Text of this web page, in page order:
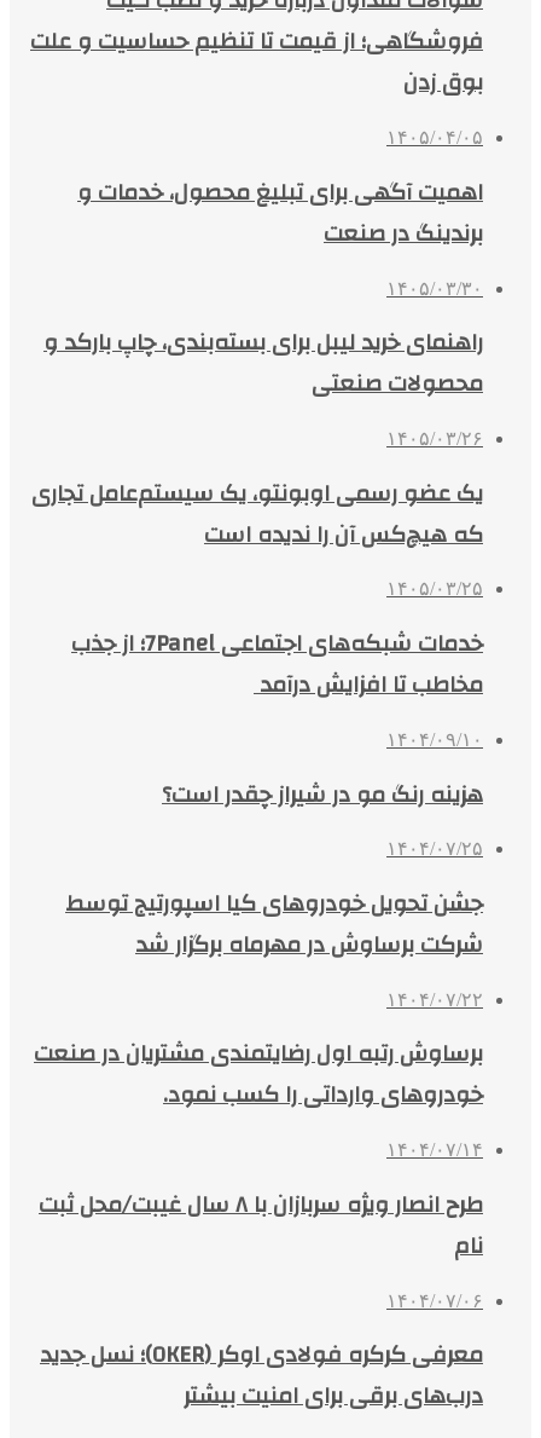
فروشگاهی؛ از قیمت تا تنظیم حساسیت و علت
بوق زدن
۱۴۰۵/۰۴/۰۵
اهمیت آگهی برای تبلیغ محصول، خدمات و
برندینگ در صنعت
۱۴۰۵/۰۳/۳۰
راهنمای خرید لیبل برای بسته‌بندی، چاپ بارکد و
محصولات صنعتی
۱۴۰۵/۰۳/۲۶
یک عضو رسمی اوبونتو، یک سیستم‌عامل تجاری
که هیچ‌کس آن را ندیده است
۱۴۰۵/۰۳/۲۵
خدمات شبکه‌های اجتماعی 7Panel؛ از جذب
مخاطب تا افزایش درآمد
۱۴۰۴/۰۹/۱۰
هزینه رنگ مو در شیراز چقدر است؟
۱۴۰۴/۰۷/۲۵
جشن تحویل خودروهای کیا اسپورتیج توسط
شرکت برساوش در مهرماه برگزار شد
۱۴۰۴/۰۷/۲۲
برساوش رتبه اول رضایتمندی مشتریان در صنعت
خودروهای وارداتی را کسب نمود.
۱۴۰۴/۰۷/۱۴
طرح انصار ویژه سربازان با ۸ سال غیبت/محل ثبت
نام
۱۴۰۴/۰۷/۰۶
معرفی کرکره فولادی اوکر (OKER)؛ نسل جدید
درب‌های برقی برای امنیت بیشتر